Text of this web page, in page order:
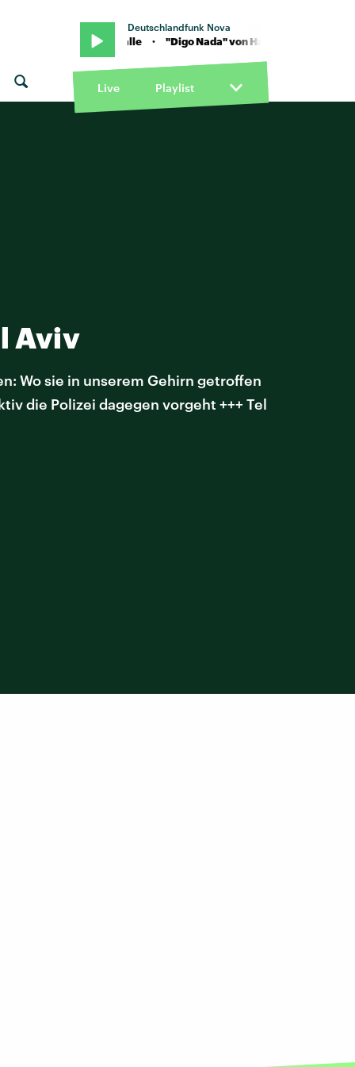
Deutschlandfunk Nova
Fi feat. Mike Kalle · "Digo Nada" von Hard-Fi feat. Mike Kalle ·
Live Playlist
Aviv
Wo sie in unserem Gehirn getroffen
die Polizei dagegen vorgeht +++ Tel